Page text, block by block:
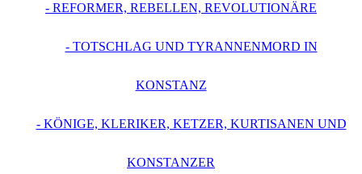
- REFORMER, REBELLEN, REVOLUTIONÄRE
- TOTSCHLAG UND TYRANNENMORD IN
KONSTANZ
- KÖNIGE, KLERIKER, KETZER, KURTISANEN UND
KONSTANZER